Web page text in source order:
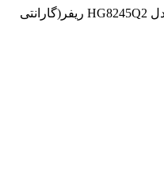
مودم فیبر نوری هوآوی مدل HG8245Q2 ریفر(گارانتی